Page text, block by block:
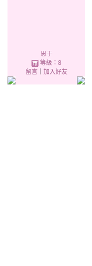
思于
等級：8
留言｜ 加入好友